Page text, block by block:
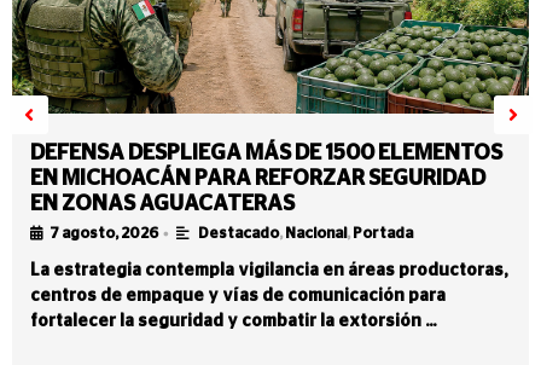
DEFENSA DESPLIEGA MÁS DE 1500 ELEMENTOS
EN MICHOACÁN PARA REFORZAR SEGURIDAD
EN ZONAS AGUACATERAS
7 agosto, 2026 • Destacado, Nacional , Portada
La estrategia contempla vigilancia en áreas productoras,
centros de empaque y vías de comunicación para
fortalecer la seguridad y combatir la extorsión …